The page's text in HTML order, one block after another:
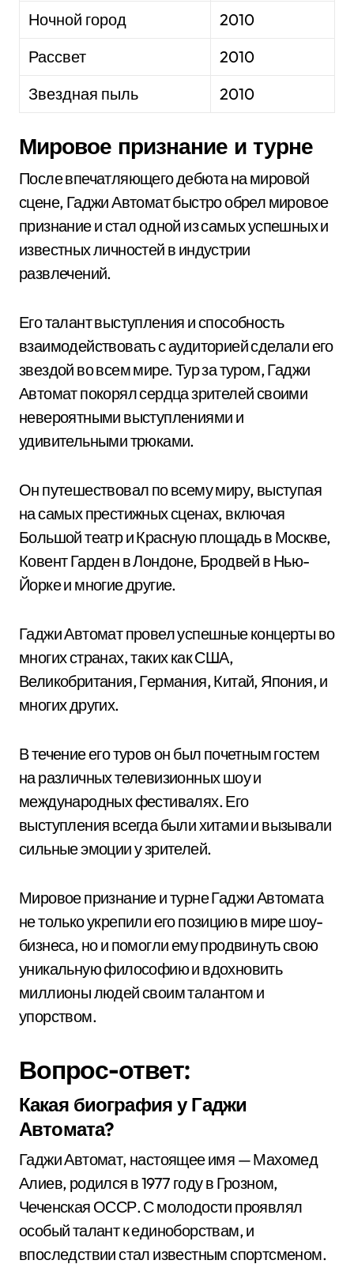
Ночной город
2010
Рассвет
2010
Звездная пыль
2010
Мировое признание и турне
После впечатляющего дебюта на мировой
сцене, Гаджи Автомат быстро обрел мировое
признание и стал одной из самых успешных и
известных личностей в индустрии
развлечений.
Его талант выступления и способность
взаимодействовать с аудиторией сделали его
звездой во всем мире. Тур за туром, Гаджи
Автомат покорял сердца зрителей своими
невероятными выступлениями и
удивительными трюками.
Он путешествовал по всему миру, выступая
на самых престижных сценах, включая
Большой театр и Красную площадь в Москве,
Ковент Гарден в Лондоне, Бродвей в Нью-
Йорке и многие другие.
Гаджи Автомат провел успешные концерты во
многих странах, таких как США,
Великобритания, Германия, Китай, Япония, и
многих других.
В течение его туров он был почетным гостем
на различных телевизионных шоу и
международных фестивалях. Его
выступления всегда были хитами и вызывали
сильные эмоции у зрителей.
Мировое признание и турне Гаджи Автомата
не только укрепили его позицию в мире шоу-
бизнеса, но и помогли ему продвинуть свою
уникальную философию и вдохновить
миллионы людей своим талантом и
упорством.
Вопрос-ответ:
Какая биография у Гаджи
Автомата?
Гаджи Автомат, настоящее имя — Махомед
Алиев, родился в 1977 году в Грозном,
Чеченская ОССР. С молодости проявлял
особый талант к единоборствам, и
впоследствии стал известным спортсменом.